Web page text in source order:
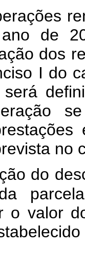
de
dos
I do
no
do
o valor